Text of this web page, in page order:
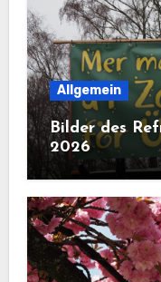
Allgemein
Bilder des
2026